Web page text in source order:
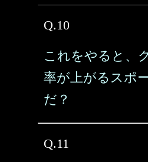
Q.10
これをやると、
率が上がるスポ
だ？
Q.11